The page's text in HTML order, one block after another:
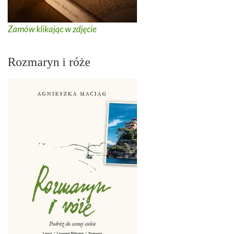
Zamów klikając w zdjęcie
Rozmaryn i róże